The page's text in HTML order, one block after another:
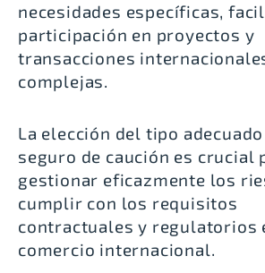
necesidades específicas,
participación en proyectos y
transacciones
complejas.
La elección del tipo
seguro de caución es crucial
gestionar eficazmente los
cumplir con los requisitos
contractuales y regulatorios
comercio internacional.